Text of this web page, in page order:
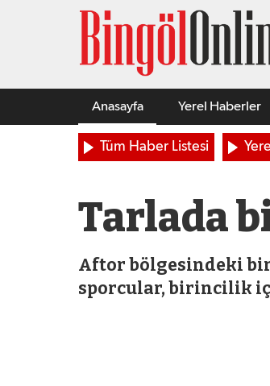
Anasayfa Yerel Haberler
Tüm Haber Listesi
Tarlada
Aftor bölgesindeki bir
sporcular, birincilik